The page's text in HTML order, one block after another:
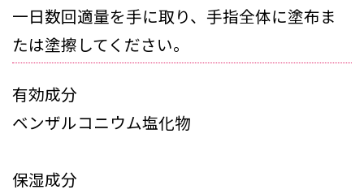
一日数回適量を手に取り、手指全体に塗布ま
たは塗擦してください。
有効成分
ベンザルコニウム塩化物
保湿成分